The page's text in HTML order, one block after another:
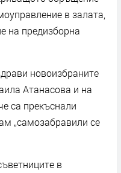
в залата,
на предизборна
новоизбраните
Атанасова и на
са прекъснали
„самозабравили се
в